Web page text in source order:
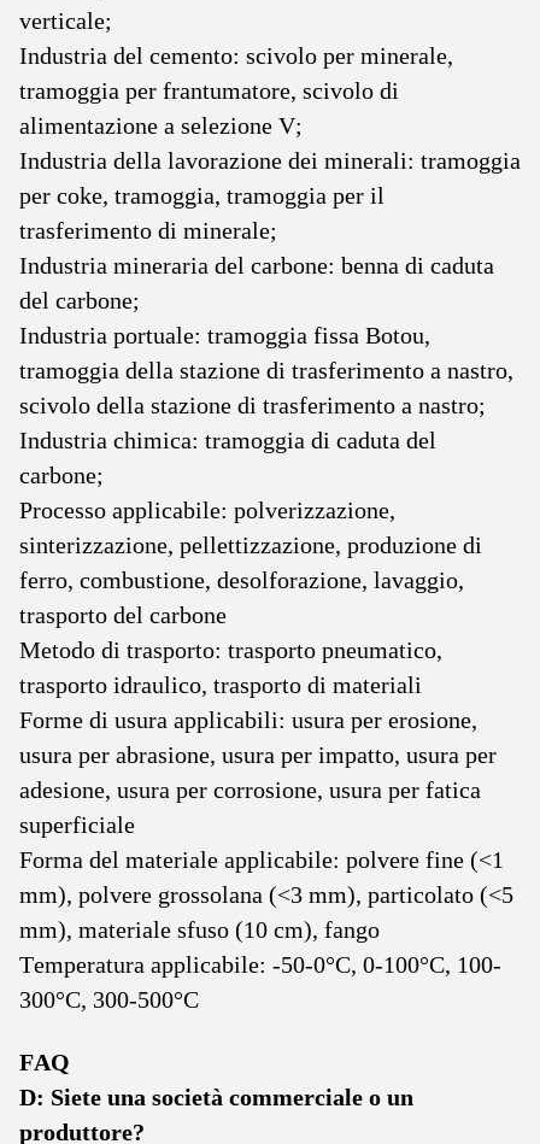
verticale;
Industria del cemento: scivolo per minerale,
tramoggia per frantumatore, scivolo di
alimentazione a selezione V;
Industria della lavorazione dei minerali: tramoggia
per coke, tramoggia, tramoggia per il
trasferimento di minerale;
Industria mineraria del carbone: benna di caduta
del carbone;
Industria portuale: tramoggia fissa Botou,
tramoggia della stazione di trasferimento a nastro,
scivolo della stazione di trasferimento a nastro;
Industria chimica: tramoggia di caduta del
carbone;
Processo applicabile: polverizzazione,
sinterizzazione, pellettizzazione, produzione di
ferro, combustione, desolforazione, lavaggio,
trasporto del carbone
Metodo di trasporto: trasporto pneumatico,
trasporto idraulico, trasporto di materiali
Forme di usura applicabili: usura per erosione,
usura per abrasione, usura per impatto, usura per
adesione, usura per corrosione, usura per fatica
superficiale
Forma del materiale applicabile: polvere fine (<1
mm), polvere grossolana (<3 mm), particolato (<5
mm), materiale sfuso (10 cm), fango
Temperatura applicabile: -50-0°C, 0-100°C, 100-
300°C, 300-500°C
FAQ
D: Siete una società commerciale o un
produttore?